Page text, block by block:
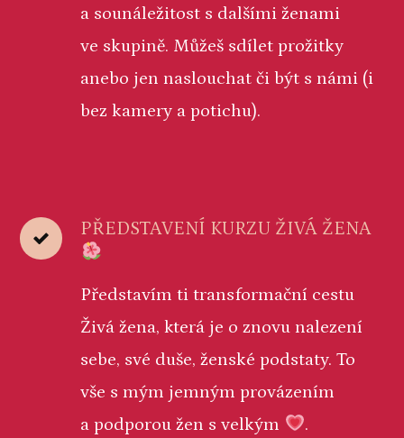
a sounáležitost s dalšími ženami
ve skupině. Můžeš sdílet prožitky
anebo jen naslouchat či být s námi (i
bez kamery a potichu).
PŘEDSTAVENÍ KURZU ŽIVÁ ŽENA
Představím ti transformační cestu
Živá žena, která je o znovu nalezení
sebe, své duše, ženské podstaty. To
vše s mým jemným provázením
a podporou žen s velkým
.